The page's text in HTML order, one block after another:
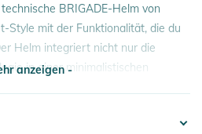
BRIGADE-Helm von
Style mit der Funktionalität, die du
Helm integriert nicht nur die
in einer minimalistischen
So bist du auch mit einer Skibrille
anzeigen -